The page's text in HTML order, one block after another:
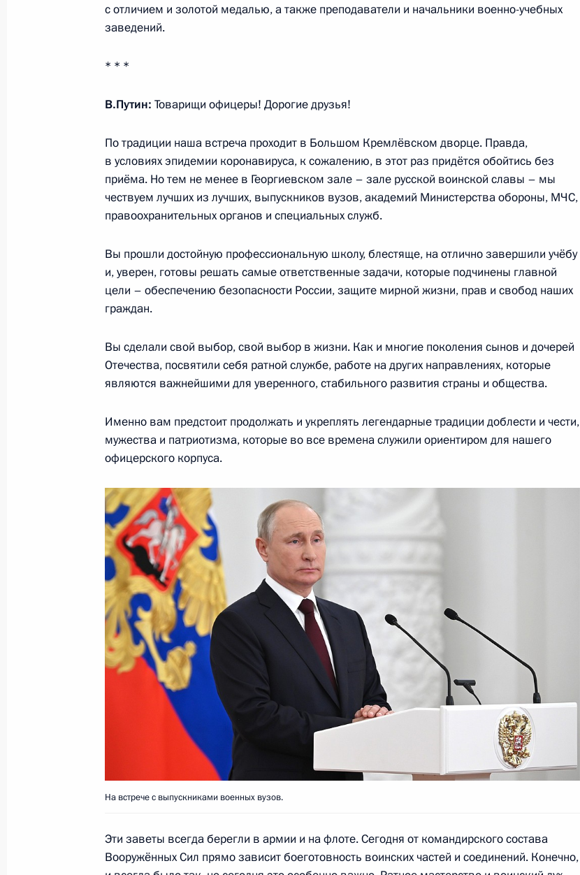
Совещание с постоянными членами Совета Безопасности
2 июля 2021 года, 15:00
«Общественное телевидение России»
2 июля 2021 года, 10:00
2 июля 2021 года, 09:50
1 июля 2021 года, четверг
VIII Форум регионов России и Белоруссии
1 июля 2021 года, 13:05 Москва, Кремль
8
Телефонный разговор с Президентом Белоруссии Александром
Лукашенко
30 июня 2021 года, среда
Встреча с Нурсултаном Назарбаевым
30 июня 2021 года, 18:40 Москва, Кремль
Встреча с олимпийской сборной России
30 июня 2021 года, 16:55 Москва, Кремль
Прямая линия с Владимиром Путиным
30 июня 2021 года, 15:50
29 июня 2021 года, вторник
Совещание по подготовке программы «Прямая линия»
с отличием и золотой медалью, а также преподаватели и начальники военно-учебных
заведений.
* * *
В.Путин: Товарищи офицеры! Дорогие друзья!
По традиции наша встреча проходит в Большом Кремлёвском дворце. Правда,
в условиях эпидемии коронавируса, к сожалению, в этот раз придётся обойтись без
приёма. Но тем не менее в Георгиевском зале – зале русской воинской славы – мы
чествуем лучших из лучших, выпускников вузов, академий Министерства обороны, МЧС,
правоохранительных органов и специальных служб.
Вы прошли достойную профессиональную школу, блестяще, на отлично завершили учёбу
и, уверен, готовы решать самые ответственные задачи, которые подчинены главной
цели – обеспечению безопасности России, защите мирной жизни, прав и свобод наших
граждан.
Вы сделали свой выбор, свой выбор в жизни. Как и многие поколения сынов и дочерей
Отечества, посвятили себя ратной службе, работе на других направлениях, которые
являются важнейшими для уверенного, стабильного развития страны и общества.
Именно вам предстоит продолжать и укреплять легендарные традиции доблести и чести,
мужества и патриотизма, которые во все времена служили ориентиром для нашего
офицерского корпуса.
На встрече с выпускниками военных вузов.
Эти заветы всегда берегли в армии и на флоте. Сегодня от командирского состава
Вооружённых Сил прямо зависит боеготовность воинских частей и соединений. Конечно,